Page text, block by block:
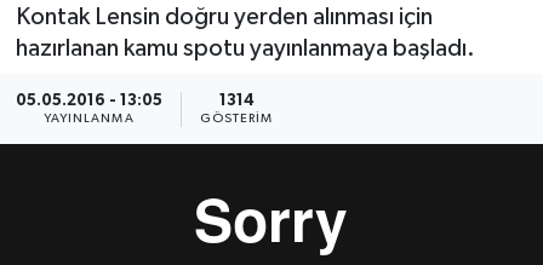
Kontak Lensin doğru yerden alınması için
hazırlanan kamu spotu yayınlanmaya başladı.
05.05.2016 - 13:05
YAYINLANMA
1314
GÖSTERIM
Süper Lig Puan Durumu ve Fikstür